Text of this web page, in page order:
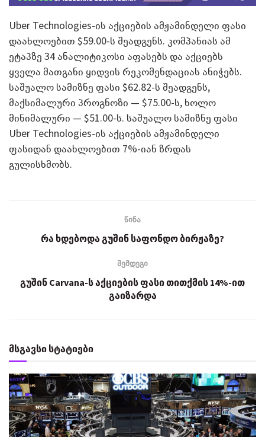
Uber Technologies-ის აქციების ამჟამინდელი ფასი
დაახლოებით $59.00-ს შეადგენს. კომპანიას ამ
ეტაპზე 34 ანალიტიკოსი აფასებს და აქციებს
ყველა მათგანი ყიდვის რეკომენდაციას ანიჭებს.
საშუალო სამიზნე ფასი $62.82-ს შეადგენს,
მაქსიმალური პროგნოზი — $75.00-ს, ხოლო
მინიმალური — $51.00-ს. საშუალო სამიზნე ფასი
Uber Technologies-ის აქციების ამჟამინდელი
ფასიდან დაახლოებით 7%-იან ზრდას
გულისხმობს.
წინა
რა ხდებოდა გუშინ საფონდო ბირჟაზე?
შემდეგი
გუშინ Carvana-ს აქციების ფასი თითქმის 14%-ით
გაიზარდა
მსგავსი სტატიები